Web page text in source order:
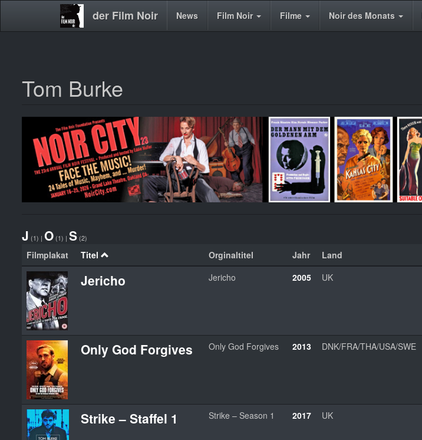
Direkt
der Film Noir
Main News Film Noir Filme Noir des Monats
Tom Burke
J (1) | O (1) | S (2)
Filmplakat Titel Orginaltitel Jahr Land
Jericho Jericho 2005 UK
Only God Forgives Only God Forgives 2013 DNK/FRA/THA/USA/SWE
Strike – Staffel 1 Strike – Season 1 2017 UK